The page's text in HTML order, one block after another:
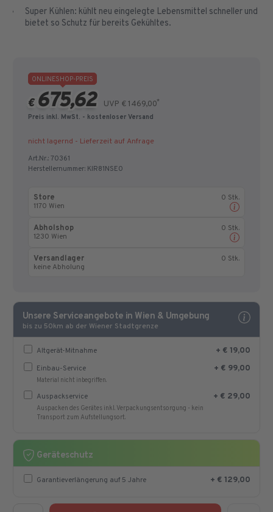
Super Kühlen: kühlt neu eingelegte Lebensmittel schneller und
bietet so Schutz für bereits Gekühltes.
ONLINESHOP-PREIS
€ 675,62 UVP € 1469,00*
Preis inkl. MwSt. - kostenloser Versand
nicht lagernd - Lieferzeit auf Anfrage
Art.Nr.:70361
Herstellernummer:KIR81NSE0
Store
1170 Wien
0 Stk.
Abholshop
1230 Wien
0 Stk.
Versandlager
keine Abholung
0 Stk.
Unsere Serviceangebote in Wien & Umgebung
bis zu 50km ab der Wiener Stadtgrenze
Altgerät-Mitnahme
Altgerät-Mitnahme + € 19,00
Einbau-Service
Einbau-Service
Material nicht inbegriffen.
+ € 99,00
Auspackservice
Auspackservice
Auspacken des Gerätes inkl. Verpackungsentsorgung - kein
Transport zum Aufstellungsort.
+ € 29,00
Geräteschutz
Garantieverlängerung auf 5 Jahre
Garantieverlängerung auf 5 Jahre + € 129,00